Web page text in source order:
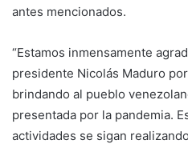
antes mencionados.
“Estamos inmensamente
presidente Nicolás Maduro
brindando al pueblo
presentada por la pandemia.
actividades se sigan